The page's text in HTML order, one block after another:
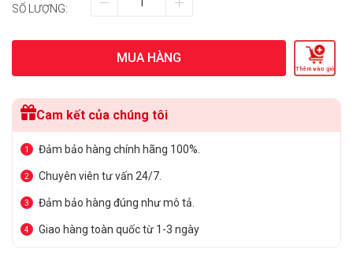
SỐ LƯỢNG:
MUA HÀNG
Thêm vào giỏ
Cam kết của chúng tôi
1 Đảm bảo hàng chính hãng 100%.
2 Chuyên viên tư vấn 24/7.
3 Đảm bảo hàng đúng như mô tả.
4 Giao hàng toàn quốc từ 1-3 ngày